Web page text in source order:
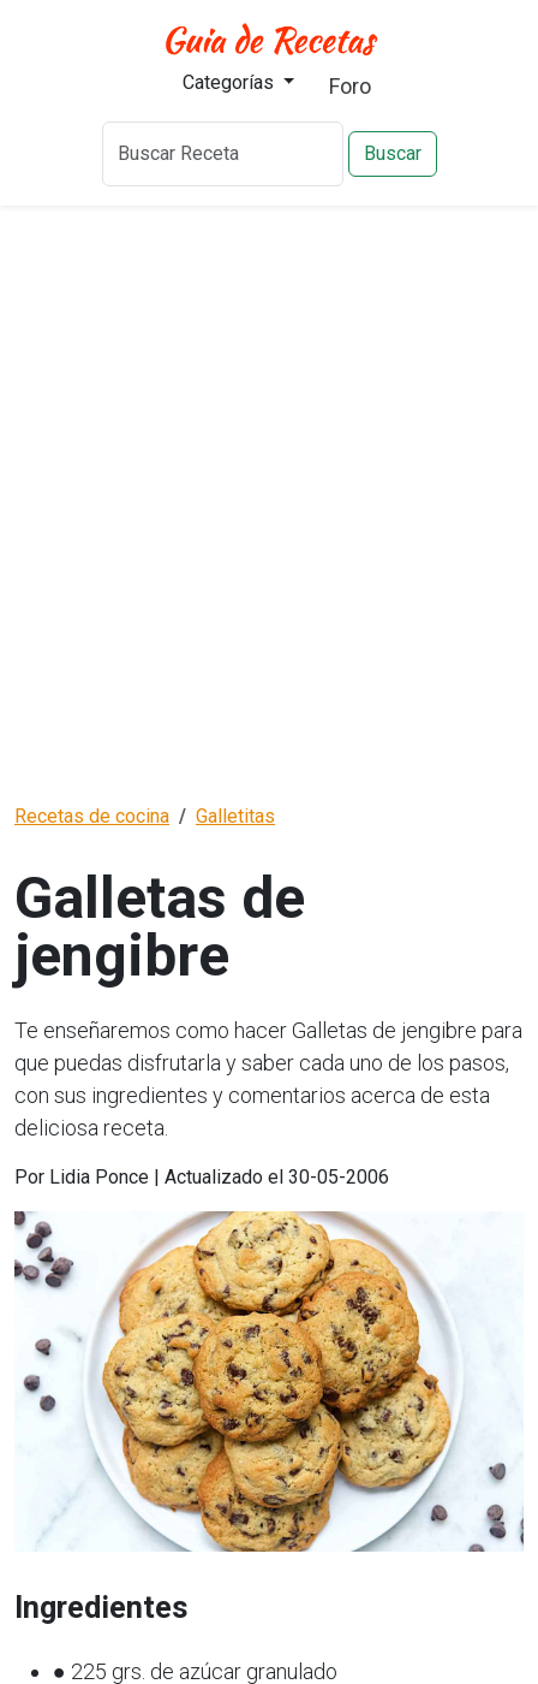
Categorías Foro
Buscar
Recetas de cocina Galletitas
Galletas de
jengibre
Te enseñaremos como hacer Galletas de jengibre para
que puedas disfrutarla y saber cada uno de los pasos,
con sus ingredientes y comentarios acerca de esta
deliciosa receta.
Por Lidia Ponce | Actualizado el 30-05-2006
Ingredientes
● 225 grs. de azúcar granulado